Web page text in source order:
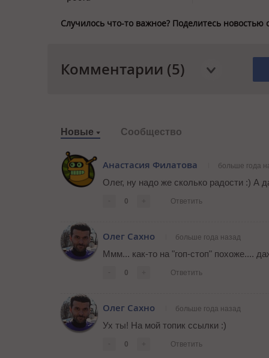
Случилось что-то важное? Поделитесь новостью
Комментарии (5)
Новые Сообщество
Анастасия Филатова больше года
Олег, ну надо же сколько радости :) А
0 Ответить
Олег Сахно больше года назад
Ммм... как-то на "гоп-стоп" похоже....
0 Ответить
Олег Сахно больше года назад
Ух ты! На мой топик ссылки :)
0 Ответить